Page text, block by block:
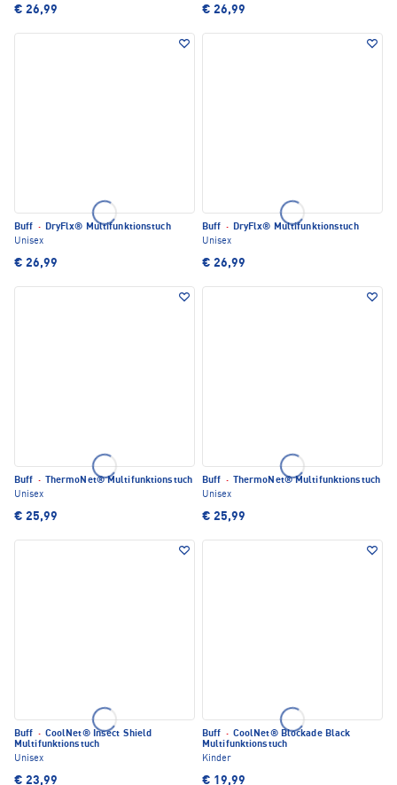
€ 26,99 € 26,99
Buff · DryFlx® Multifunktionstuch
Unisex
€ 26,99
Buff · DryFlx® Multifunktionstuch
Unisex
€ 26,99
Buff ·
ThermoNet® Multifunktionstuch
Unisex
€ 25,99
Buff ·
ThermoNet® Multifunktionstuch
Unisex
€ 25,99
Buff · CoolNet® Insect Shield
Multifunktionstuch
Unisex
€ 23,99
Buff · CoolNet® Blockade Black
Multifunktionstuch
Kinder
€ 19,99